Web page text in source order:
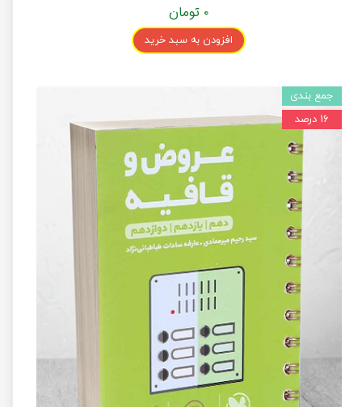
۰ تومان
افزودن به سبد خرید
جمع بندی
۱۶ درصد